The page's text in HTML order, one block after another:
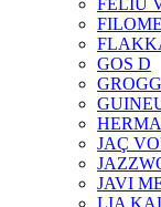
FELIU
GOS D
JAÇ
JAVI
LIA